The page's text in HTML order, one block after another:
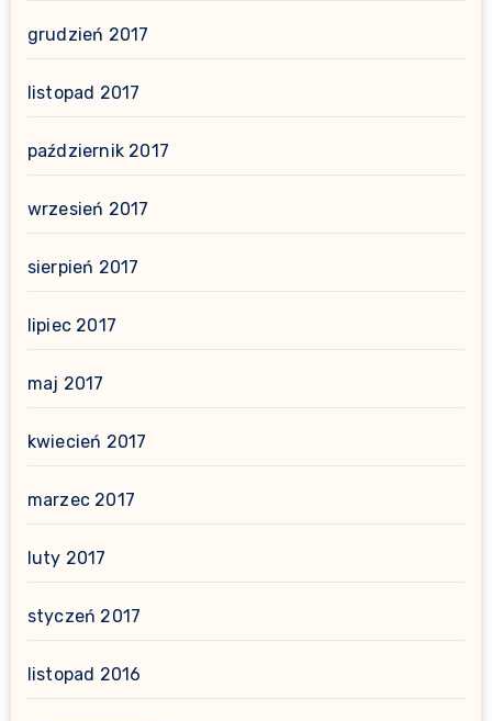
grudzień 2017
listopad 2017
październik 2017
wrzesień 2017
sierpień 2017
lipiec 2017
maj 2017
kwiecień 2017
marzec 2017
luty 2017
styczeń 2017
listopad 2016